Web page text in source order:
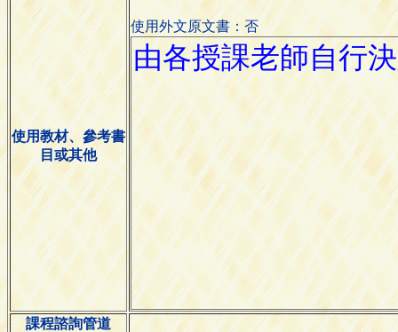
使用教材、參考書
目或其他
使用外文原文書：否
課程諮詢管道